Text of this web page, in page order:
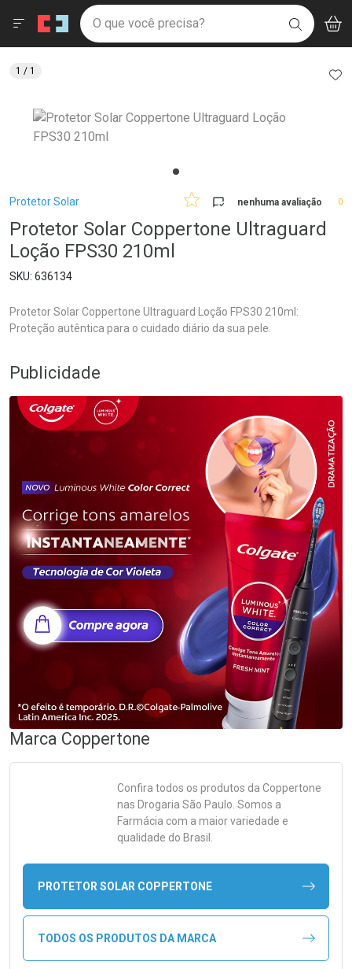
Drogaria São Paulo
Ir direto para a home
pela página
Ir direto para o conteúdo
Ir direto para a busca
Ir direto para a conta
Ir direto para a notificações
Ir direto para o carrinho
Ir direto para o menu
Faça a sua busca
O que você precisa? BUSCAR
Menu
Breadcrumb
Protetor Solar nenhuma avaliação 0
Protetor Solar Coppertone Ultraguard
Loção FPS30 210ml
636134
Protetor Solar Coppertone Ultraguard Loção FPS30 210ml:
Proteção autêntica para o cuidado diário da sua pele.
1 / 1
Publicidade
Marca Coppertone
Confira todos os produtos da Coppertone
nas Drogaria São Paulo. Somos a
Farmácia com a maior variedade e
qualidade do Brasil.
PROTETOR SOLAR COPPERTONE
TODOS OS PRODUTOS DA MARCA